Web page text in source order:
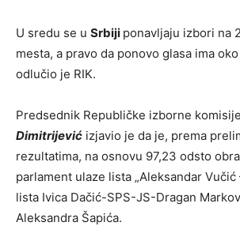
U sredu se u Srbiji ponavljaju izbori na
mesta, a pravo da ponovo glasa ima
odlučio je RIK.
Predsednik Republičke izborne komisije
Dimitrijević izjavio je da je, prema
rezultatima, na osnovu 97,23 odsto
parlament ulaze lista „Aleksandar Vučić
lista Ivica Dačić-SPS-JS-Dragan
Aleksandra Šapića.